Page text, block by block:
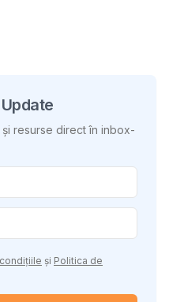
resurse direct în inbox-
și Politica de